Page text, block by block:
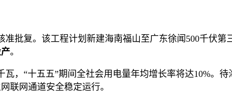
批复。该工程计划新建海南福山至广东徐闻500千伏第
。
瓦，“十五五”期间全社会用电量年均增长率将达10%。
联网通道安全稳定运行。